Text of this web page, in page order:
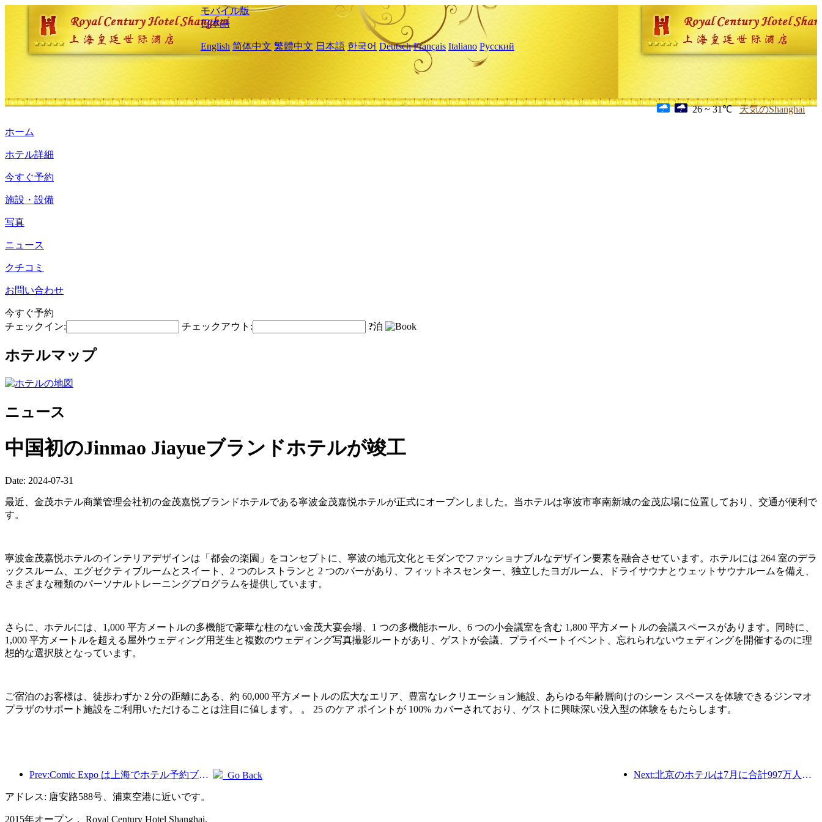
モバイル版
日本語
English 简体中文 繁體中文 日本語 한국어 Deutsch Français Italiano Русский
26 ~ 31℃ 天気のShanghai
ホーム
ホテル詳細
今すぐ予約
施設・設備
写真
ニュース
クチコミ
お問い合わせ
今すぐ予約
チェックイン:
チェックアウト: ?泊
ホテルマップ
ニュース
中国初のJinmao Jiayueブランドホテルが竣工
Date: 2024-07-31
最近、金茂ホテル商業管理会社初の金茂嘉悦ブランドホテルである寧波金茂嘉悦ホテルが正式にオープンしました。当ホテルは寧波市寧南新城の金茂広場に位置しており、交通が便利で
す。
寧波金茂嘉悦ホテルのインテリアデザインは「都会の楽園」をコンセプトに、寧波の地元文化とモダンでファッショナブルなデザイン要素を融合させています。ホテルには 264 室のデラ
ックスルーム、エグゼクティブルームとスイート、2 つのレストランと 2 つのバーがあり、フィットネスセンター、独立したヨガルーム、ドライサウナとウェットサウナルームを備え、
さまざまな種類のパーソナルトレーニングプログラムを提供しています。
さらに、ホテルには、1,000 平方メートルの多機能で豪華な柱のない金茂大宴会場、1 つの多機能ホール、6 つの小会議室を含む 1,800 平方メートルの会議スペースがあります。同時に、
1,000 平方メートルを超える屋外ウェディング用芝生と複数のウェディング写真撮影ルートがあり、ゲストが会議、プライベートイベント、忘れられないウェディングを開催するのに理
想的な選択肢となっています。
ご宿泊のお客様は、徒歩わずか 2 分の距離にある、約 60,000 平方メートルの広大なエリア、豊富なレクリエーション施設、あらゆる年齢層向けのシーン スペースを体験できるジンマオ
プラザのサポート施設をご利用いただけることは注目に値します。 。 25 のケア ポイントが 100% カバーされており、ゲストに興味深い没入型の体験をもたらします。
Prev:Comic Expo は上海でホテル予約ブームを引き起こし、一部のホテルの検索数は 360% 近く急増しました Next:北京のホテルは7月に合計997万人の観光客を受け入れた
Go Back
アドレス: 唐安路588号、浦東空港に近いです。
2015年オープン， Royal Century Hotel Shanghai.